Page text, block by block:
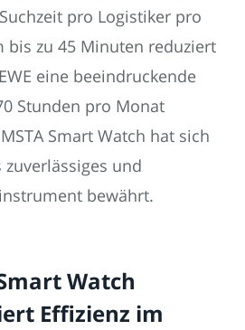
pro Logistiker pro
bis zu 45 Minuten reduziert
eine beeindruckende
Stunden pro Monat
Smart Watch hat sich
und
bewährt.
Watch
Effizienz im